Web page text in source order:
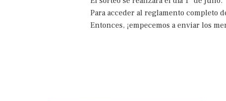
Para acceder al reglamento completo
Entonces, ¡empecemos a enviar los